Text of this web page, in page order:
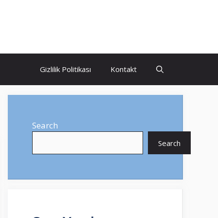
Gizlilik Politikası Kontakt
Search
Search